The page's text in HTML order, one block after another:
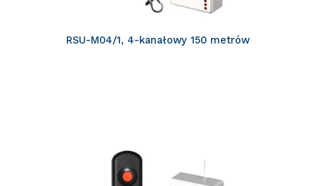
RSU-M04/1, 4-kanałowy 150 metrów